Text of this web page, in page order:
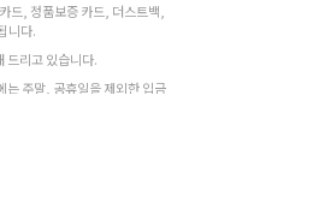
드, 정품보증 카드, 더스트백,
니다.
드리고 있습니다.
는 주말, 공휴일을 제외한 입금